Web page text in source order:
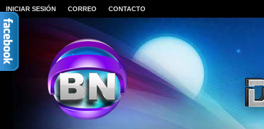
INICIAR SESIÓN CORREO CONTACTO